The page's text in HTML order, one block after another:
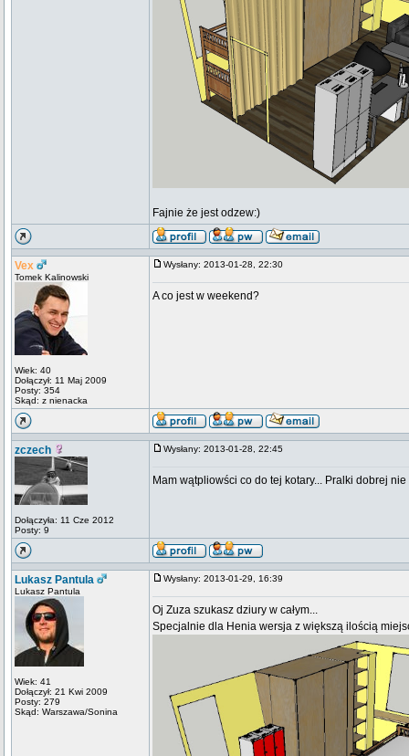
Fajnie że jest odzew:)
Vex
Tomek Kalinowski
Wiek: 40
Dołączył: 11 Maj 2009
Posty: 354
Skąd: z nienacka
Wysłany: 2013-01-28, 22:30
A co jest w weekend?
zczech
Dołączyła: 11 Cze 2012
Posty: 9
Wysłany: 2013-01-28, 22:45
Mam wątpliowści co do tej kotary... Pralki dobrej
Lukasz Pantula
Lukasz Pantula
Wiek: 41
Dołączył: 21 Kwi 2009
Posty: 279
Skąd: Warszawa/Sonina
Wysłany: 2013-01-29, 16:39
Oj Zuza szukasz dziury w całym...
Specjalnie dla Henia wersja z większą ilością